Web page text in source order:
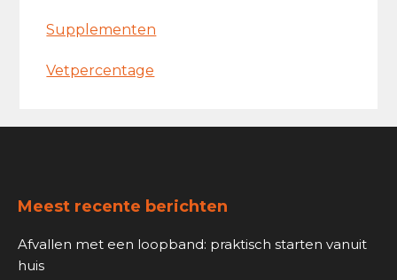
Supplementen
Vetpercentage
Meest recente berichten
Afvallen met een loopband: praktisch starten vanuit
huis